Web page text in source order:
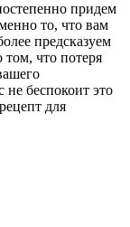
придем
то, что вам
предсказуем
что потеря
беспокоит это
для